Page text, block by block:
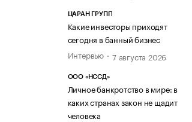
ЦАРАН ГРУПП
Какие инвесторы приходят
сегодня в банный бизнес
Интервью
7 августа 2026
ООО «НССД»
Личное банкротство в мире: в
каких странах закон не щадит
человека